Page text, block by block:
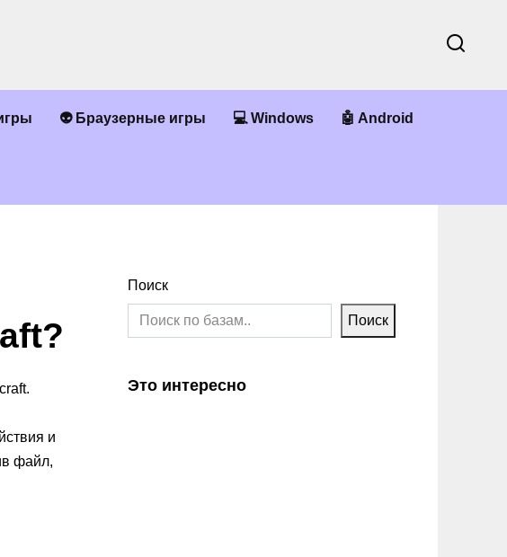
👽 Браузерные игры 💻 Windows 🤖 Android
и
файл,
Поиск
Поиск
Это интересно